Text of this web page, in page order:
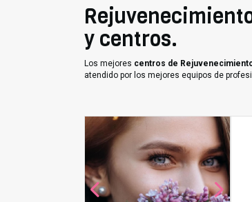
y centros.
Los mejores centros de
atendido por los mejores equipos de